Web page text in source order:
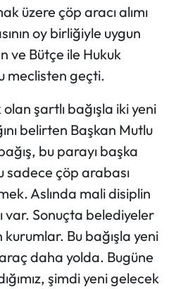
üzere çöp aracı alımı
oy birliğiyle uygun
ve Bütçe ile Hukuk
meclisten geçti.
şartlı bağışla iki yeni
belirten Başkan Mutlu
bu parayı başka
sadece çöp arabası
Aslında mali disiplin
var. Sonuçta belediyeler
Bu bağışla yeni
daha yolda. Bugüne
şimdi yeni gelecek